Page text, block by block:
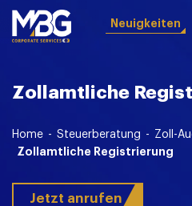
Neuigkeiten
Zollamtliche
Home - Steuerberatung - Zoll-
Zollamtliche Registrierung
Jetzt anrufen